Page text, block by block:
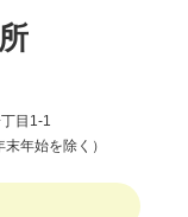
目1-1
年始を除く）